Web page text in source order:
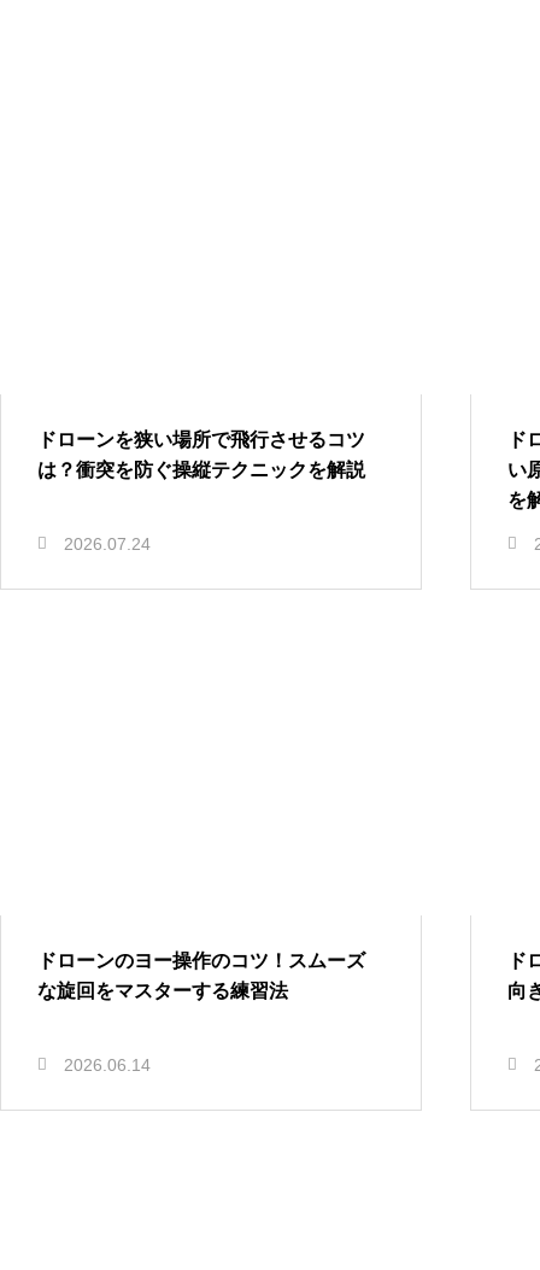
ドローンを狭い場所で飛行させるコツ
は？衝突を防ぐ操縦テクニックを解説
2026.07.24
ド
い
を
ドローンのヨー操作のコツ！スムーズ
な旋回をマスターする練習法
2026.06.14
ド
向